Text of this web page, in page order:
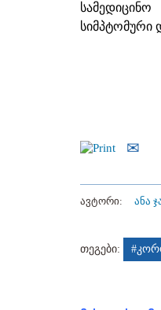
სიმპტომური
ავტორი: ანა
თეგები: